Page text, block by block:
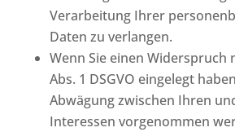
Verarbeitung Ihrer
Daten zu verlangen.
Wenn Sie einen Widerspruch
Abs. 1 DSGVO eingelegt
Abwägung zwischen Ihren
Interessen vorgenommen